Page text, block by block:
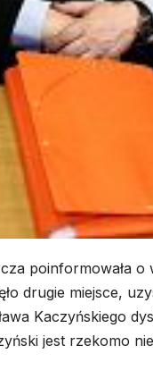
poinformowała
drugie miejsce,
Kaczyńskiego
jest rzekomo